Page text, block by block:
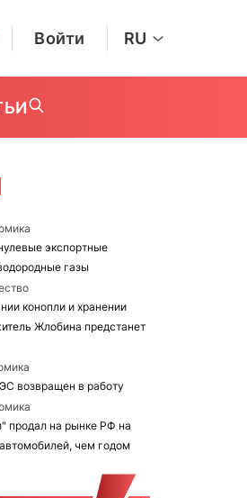
Войти RU
экспортные
газы
конопли и хранении
Жлобина предстанет
возвращен в работу
продал на рынке РФ на
чем годом